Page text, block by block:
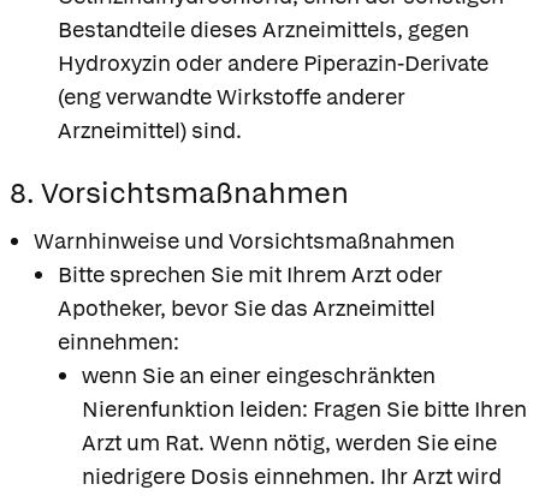
Bestandteile dieses Arzneimittels, gegen
Hydroxyzin oder andere Piperazin-Derivate
(eng verwandte Wirkstoffe anderer
Arzneimittel) sind.
8. Vorsichtsmaßnahmen
Warnhinweise und Vorsichtsmaßnahmen
Bitte sprechen Sie mit Ihrem Arzt oder
Apotheker, bevor Sie das Arzneimittel
einnehmen:
wenn Sie an einer eingeschränkten
Nierenfunktion leiden: Fragen Sie bitte Ihren
Arzt um Rat. Wenn nötig, werden Sie eine
niedrigere Dosis einnehmen. Ihr Arzt wird